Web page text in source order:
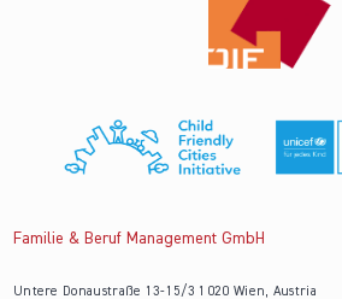
Familie & Beruf Management GmbH
Untere Donaustraße 13-15/3 1020 Wien, Austria